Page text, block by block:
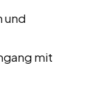
und
mit